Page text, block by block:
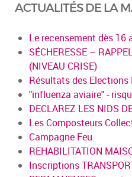
ACTUALITÉS DE LA
Le recensement dès 16
SÉCHERESSE –
(NIVEAU CRISE)
Résultats des
"influenza aviaire" -
DECLAREZ LES NIDS
Les Composteurs
Campagne Feu
REHABILITATION
Inscriptions